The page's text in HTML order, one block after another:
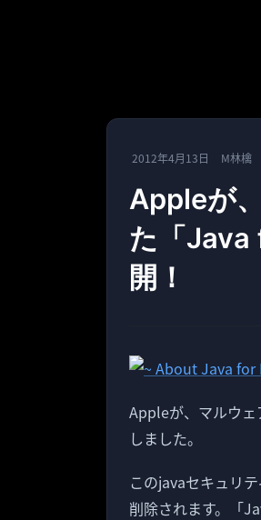
2012年4月13日 M林檎
Appleが
た「Java
開！
Appleが、マルウ
しました。
このjavaセキュリ
削除されます。「